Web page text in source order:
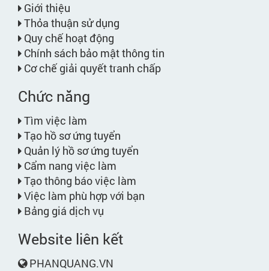
Giới thiệu
Thỏa thuận sử dụng
Quy chế hoạt động
Chính sách bảo mật thông tin
Cơ chế giải quyết tranh chấp
Chức năng
Tìm việc làm
Tạo hồ sơ ứng tuyển
Quản lý hồ sơ ứng tuyển
Cẩm nang việc làm
Tạo thông báo việc làm
Việc làm phù hợp với bạn
Bảng giá dịch vụ
Website liên kết
PHANQUANG.VN